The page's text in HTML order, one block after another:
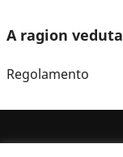
A ragion veduta
Regolamento